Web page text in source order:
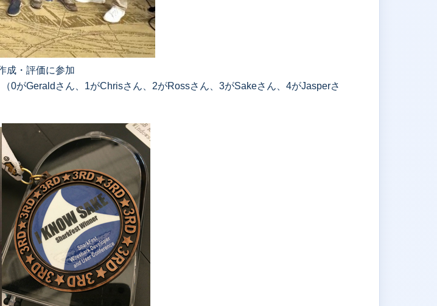
成・評価に参加
0がGeraldさん、1がChrisさん、2がRossさん、3がSakeさん、4がJasperさ